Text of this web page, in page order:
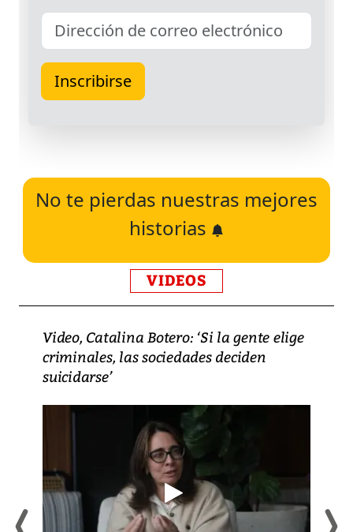
No te pierdas nuestras mejores
historias
VIDEOS
Video, Catalina Botero: ‘Si la gente elige
criminales, las sociedades deciden
suicidarse’